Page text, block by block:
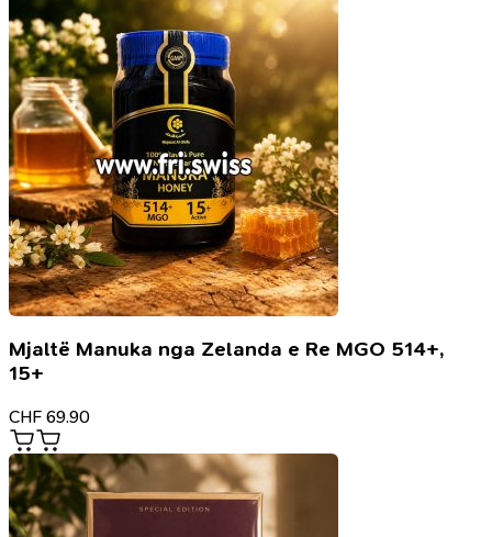
Mjaltë Manuka nga Zelanda e Re MGO 514+,
15+
CHF 69.90